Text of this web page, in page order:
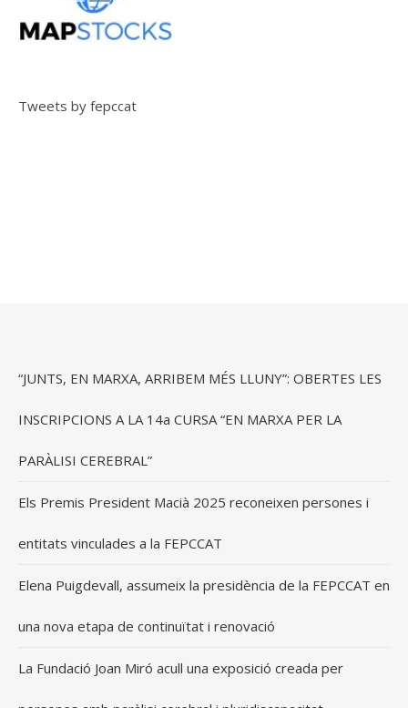
Tweets by fepccat
“JUNTS, EN MARXA, ARRIBEM MÉS LLUNY”: OBERTES LES
INSCRIPCIONS A LA 14a CURSA “EN MARXA PER LA
PARÀLISI CEREBRAL”
Els Premis President Macià 2025 reconeixen persones i
entitats vinculades a la FEPCCAT
Elena Puigdevall, assumeix la presidència de la FEPCCAT en
una nova etapa de continuïtat i renovació
La Fundació Joan Miró acull una exposició creada per